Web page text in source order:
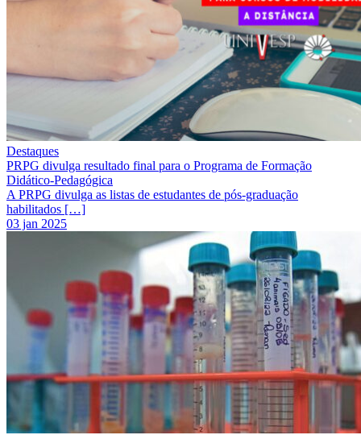
Destaques
PRPG divulga resultado final para o Programa de Formação
Didático-Pedagógica
A PRPG divulga as listas de estudantes de pós-graduação
habilitados […]
03 jan 2025